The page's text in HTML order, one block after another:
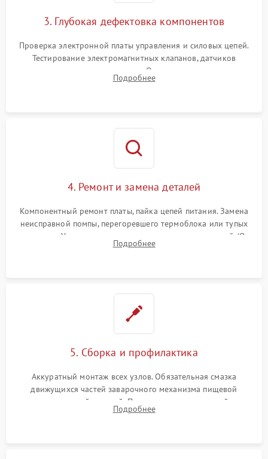
3. Глубокая дефектовка компонентов
Проверка электронной платы управления и силовых цепей.
Тестирование электромагнитных клапанов, датчиков
температуры и расходомера. Оценка степени износа
жерновов кофемолки, уплотнительных колец гидросистемы
Подробнее
4. Ремонт и замена деталей
Компонентный ремонт платы, пайка цепей питания. Замена
неисправной помпы, перегоревшего термоблока или тупых
жерновов. Установка новых силиконовых уплотнителей (O-
ring) и тефлоновых трубок для надежного устранения
Подробнее
5. Сборка и профилактика
Аккуратный монтаж всех узлов. Обязательная смазка
движущихся частей заварочного механизма пищевой
силиконовой смазкой. Проведение программной
декальцинации и очистки системы от кофейных масел.
Подробнее